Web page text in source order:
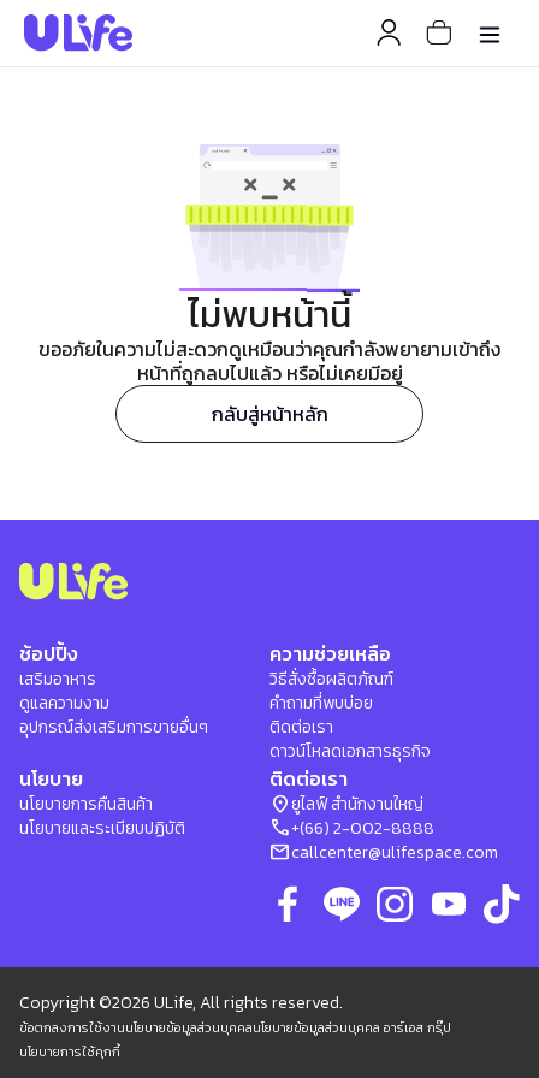
ไม่พบหน้านี้
ขออภัยในความไม่สะดวกดูเหมือนว่าคุณกำลังพยายามเข้าถึง
หน้าที่ถูกลบไปแล้ว หรือไม่เคยมีอยู่
กลับสู่หน้าหลัก
ช้อปปิ้ง
เสริมอาหาร
ดูแลความงาม
อุปกรณ์ส่งเสริมการขายอื่นๆ
ความช่วยเหลือ
วิธีสั่งซื้อผลิตภัณฑ์
คำถามที่พบบ่อย
ติดต่อเรา
ดาวน์โหลดเอกสารธุรกิจ
นโยบาย
นโยบายการคืนสินค้า
นโยบายและระเบียบปฏิบัติ
ติดต่อเรา
location_onยูไลฟ์ สำนักงานใหญ่
phone+(66) 2-002-8888
mailcallcenter@ulifespace.com
Copyright ©2026 ULife, All rights reserved.
ข้อตกลงการใช้งานนโยบายข้อมูลส่วนบุคคลนโยบายข้อมูลส่วนบุคคล อาร์เอส กรุ๊ป
นโยบายการใช้คุกกี้